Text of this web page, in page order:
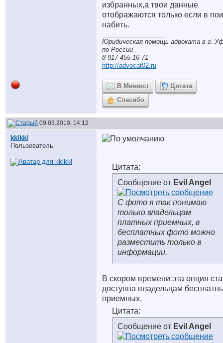
избранных,а твои данные
отображаются только если в
набить.
Юридическая помощь адвоката в г.
по России
8-917-455-16-71
http://advocat02.ru
В Минюст
Цитата
Спасибо
09.03.2010, 14:12
kklkkl
Пользователь
Цитата:
Сообщение от Evil Angel
С фото я так понимаю
только владельцам
платных приемных, в
бесплатных фото можно
разместить только в
информации.
В скором времени эта опция
доступна владельцам
приемных.
Цитата:
Сообщение от Evil Angel